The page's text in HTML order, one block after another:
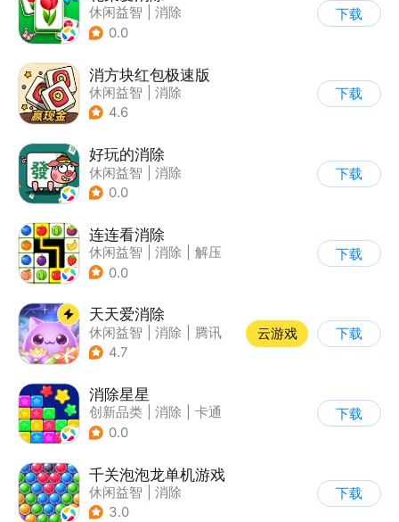
休闲益智
消除
0.0
下载
消方块红包极速版
休闲益智
消除
| 积分网赚
4.6
下载
好玩的消除
休闲益智
消除
0.0
下载
连连看消除
休闲益智 消除
解压
| 挑战破纪录
0.0
下载
天天爱消除
休闲益智 消除
腾讯
| 单机
4.7
云游戏 下载
消除星星
创新品类 消除
卡通
| 休闲益智
0.0
下载
千关泡泡龙单机游戏
休闲益智
消除
| 泡泡龙
3.0
下载